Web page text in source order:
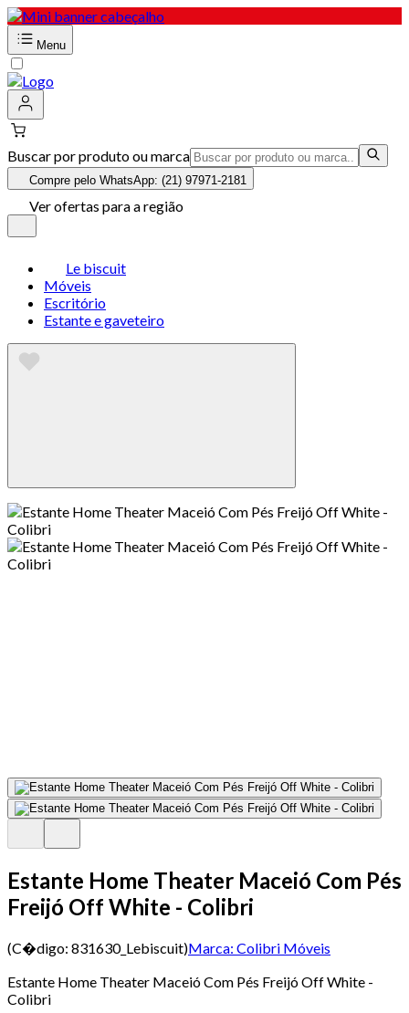
Menu
Buscar por produto ou marca
Compre pelo WhatsApp: (21) 97971-2181
Ver ofertas para a região
Le biscuit
Móveis
Escritório
Estante e gaveteiro
Estante Home Theater Maceió Com Pés
Freijó Off White - Colibri
(C�digo: 831630_Lebiscuit)Marca: Colibri Móveis
Estante Home Theater Maceió Com Pés Freijó Off White -
Colibri